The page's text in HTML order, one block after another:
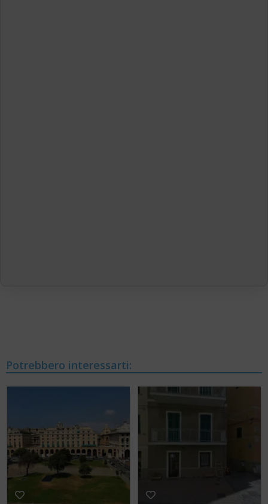
Potrebbero interessarti: